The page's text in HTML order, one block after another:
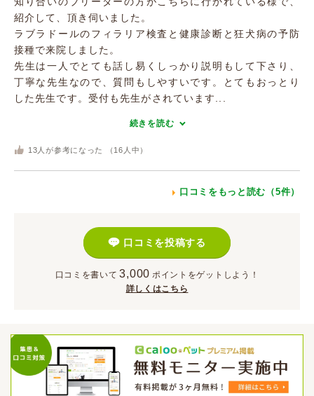
紹介して、頂き伺いました。
ラブラドールのフィラリア検査と健康診断と狂犬病の予防
接種で来院しました。
先生は一人でとても話し易くしっかり説明もして下さり、
丁寧な先生なので、質問もしやすいです。とてもおっとり
した先生です。受付も先生がされています...
続きを読む
13 人が参考になった （ 16 人中）
口コミをもっと読む（5件）
口コミを投稿する
口コミを書いて 3,000 ポイント をゲットしよう！
詳しくはこちら